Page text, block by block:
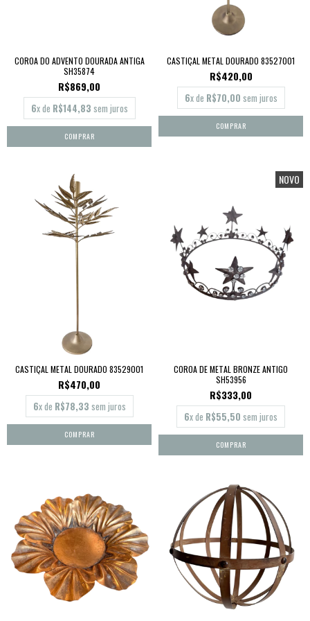
COROA DO ADVENTO DOURADA ANTIGA
SH35874
R$869,00
6x de R$144,83 sem juros
CASTIÇAL METAL DOURADO 83527001
R$420,00
6x de R$70,00 sem juros
CASTIÇAL METAL DOURADO 83529001
R$470,00
6x de R$78,33 sem juros
NOVO
COROA DE METAL BRONZE ANTIGO
SH53956
R$333,00
6x de R$55,50 sem juros